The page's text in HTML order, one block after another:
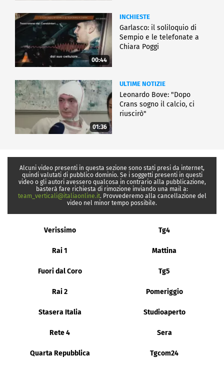
00:44
INCHIESTE
Garlasco: il soliloquio di
Sempio e le telefonate a
Chiara Poggi
01:36
ULTIME NOTIZIE
Leonardo Bove: "Dopo
Crans sogno il calcio, ci
riuscirò"
Alcuni video presenti in questa sezione sono stati presi da internet,
quindi valutati di pubblico dominio. Se i soggetti presenti in questi
video o gli autori avessero qualcosa in contrario alla pubblicazione,
basterà fare richiesta di rimozione inviando una mail a:
team_verticali@italiaonline.it. Provvederemo alla cancellazione del
video nel minor tempo possibile.
Verissimo Tg4
Rai 1 Mattina
Fuori dal Coro Tg5
Rai 2 Pomeriggio
Stasera Italia Studioaperto
Rete 4 Sera
Quarta Repubblica Tgcom24